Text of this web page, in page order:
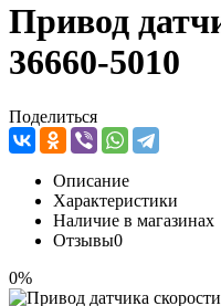
Привод
36660-5010
Поделиться
Описание
Характеристики
Наличие в магазинах
Отзывы0
0%